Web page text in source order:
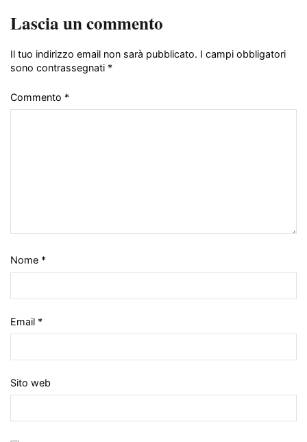
Lascia un commento
Il tuo indirizzo email non sarà pubblicato. I campi obbligatori
sono contrassegnati *
Commento *
Nome *
Email *
Sito web